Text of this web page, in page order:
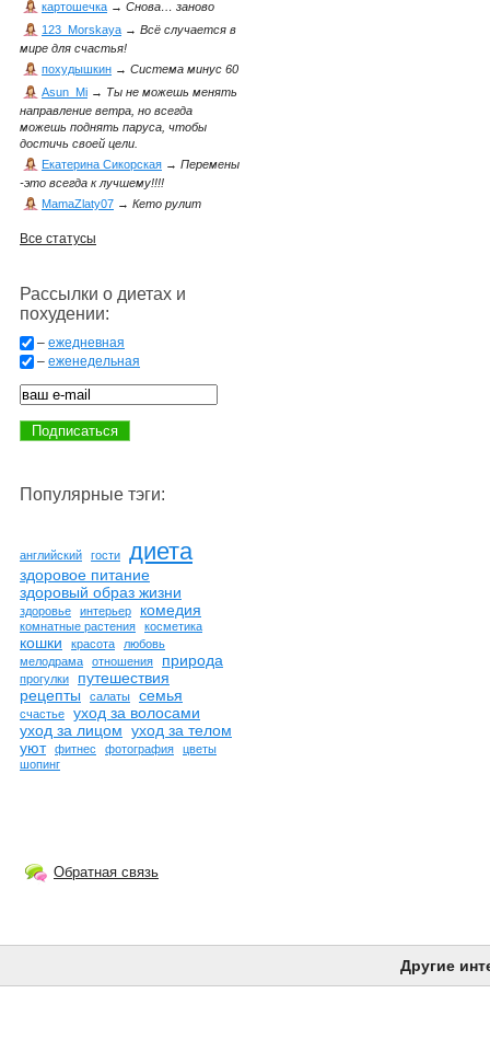
картошечка → Снова… заново
123_Morskaya → Всё случается в
мире для счастья!
похудышкин → Система минус 60
Asun_Mi → Ты не можешь менять
направление ветра, но всегда
можешь поднять паруса, чтобы
достичь своей цели.
Екатерина Сикорская → Перемены
-это всегда к лучшему!!!!
MamaZlaty07 → Кето рулит
Все статусы
Рассылки о диетах и
похудении:
– ежедневная
– еженедельная
Популярные тэги:
английский гости диета
здоровое питание
здоровый образ жизни
здоровье интерьер комедия
комнатные растения косметика
кошки красота
любовь
мелодрама
отношения природа
прогулки
путешествия
рецепты
салаты семья
счастье
уход за волосами
уход за лицом уход за телом
уют
фитнес фотография
цветы
шопинг
Обратная связь
Другие